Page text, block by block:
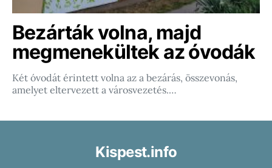
Bezárták volna, majd
megmenekültek az óvodák
Két óvodát érintett volna az a bezárás, összevonás,
amelyet eltervezett a városvezetés.…
Kispest.info